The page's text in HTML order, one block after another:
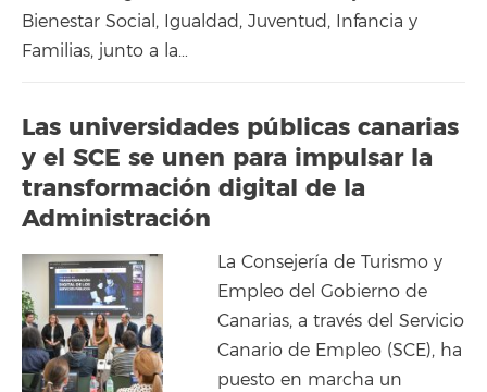
Bienestar Social, Igualdad, Juventud, Infancia y
Familias, junto a la…
Las universidades públicas canarias
y el SCE se unen para impulsar la
transformación digital de la
Administración
La Consejería de Turismo y
Empleo del Gobierno de
Canarias, a través del Servicio
Canario de Empleo (SCE), ha
puesto en marcha un